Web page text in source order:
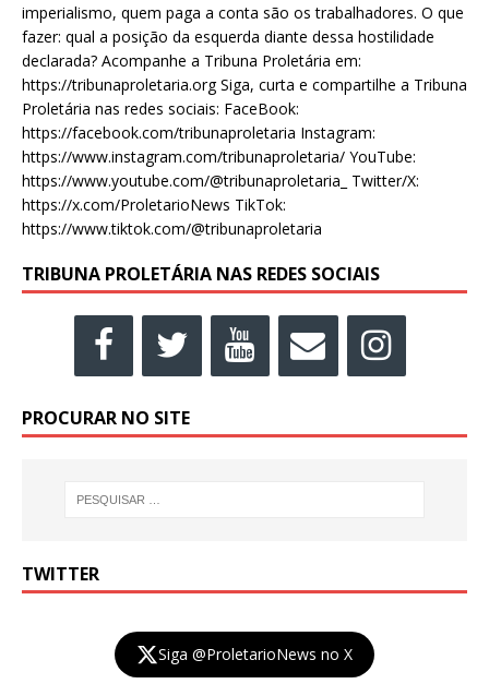
imperialismo, quem paga a conta são os trabalhadores. O que
fazer: qual a posição da esquerda diante dessa hostilidade
declarada? Acompanhe a Tribuna Proletária em:
https://tribunaproletaria.org Siga, curta e compartilhe a Tribuna
Proletária nas redes sociais: FaceBook:
https://facebook.com/tribunaproletaria Instagram:
https://www.instagram.com/tribunaproletaria/ YouTube:
https://www.youtube.com/@tribunaproletaria_ Twitter/X:
https://x.com/ProletarioNews TikTok:
https://www.tiktok.com/@tribunaproletaria
TRIBUNA PROLETÁRIA NAS REDES SOCIAIS
PROCURAR NO SITE
TWITTER
Siga @ProletarioNews no X